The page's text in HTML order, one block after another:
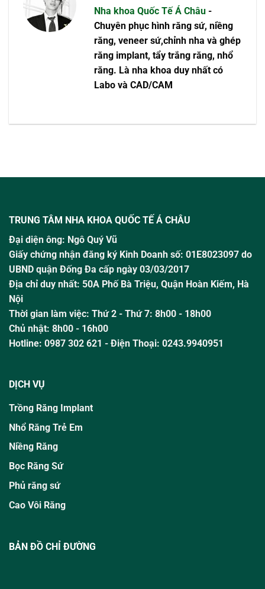
Nha khoa Quốc Tế Á Châu -
Chuyên phục hình răng sứ, niềng
răng, veneer sứ,chỉnh nha và ghép
răng implant, tẩy trắng răng, nhổ
răng. Là nha khoa duy nhất có
Labo và CAD/CAM
TRUNG TÂM NHA KHOA QUỐC TẾ Á CHÂU
Đại diện ông: Ngô Quý Vũ
Giấy chứng nhận đăng ký Kinh Doanh số: 01E8023097 do
UBND quận Đống Đa cấp ngày 03/03/2017
Địa chỉ duy nhất: 50A Phố Bà Triệu, Quận Hoàn Kiếm, Hà
Nội
Thời gian làm việc: Thứ 2 - Thứ 7: 8h00 - 18h00
Chủ nhật: 8h00 - 16h00
Hotline: 0987 302 621 - Điện Thoại: 0243.9940951
DỊCH VỤ
Trồng Răng Implant
Nhổ Răng Trẻ Em
Niềng Răng
Bọc Răng Sứ
Phủ răng sứ
Cao Vôi Răng
BẢN ĐỒ CHỈ ĐƯỜNG